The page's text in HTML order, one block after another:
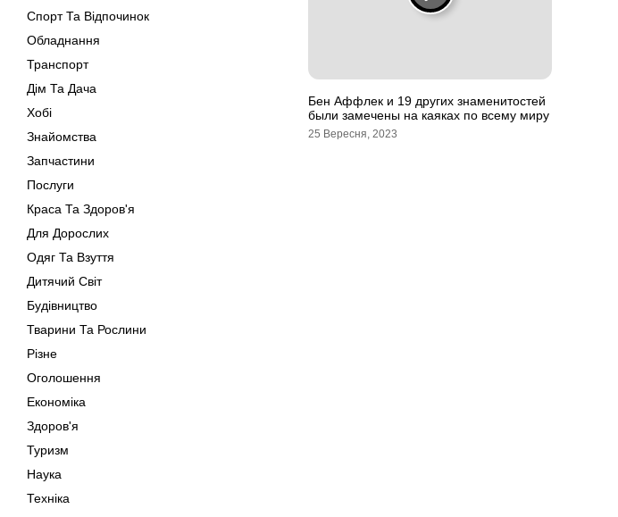
Спорт Та Відпочинок
Обладнання
Транспорт
Дім Та Дача
Хобі
Знайомства
Запчастини
Послуги
Краса Та Здоров'я
Для Дорослих
Одяг Та Взуття
Дитячий Світ
Будівництво
Тварини Та Рослини
Різне
Оголошення
Економіка
Здоров'я
Туризм
Наука
Техніка
Бен Аффлек и 19 других знаменитостей
были замечены на каяках по всему миру
25 Вересня, 2023